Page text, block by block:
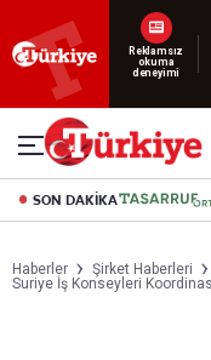
Reklamsız
okuma
deneyimi
SON DAKİKA
Haberler
Şirket Haberleri
Suriye İş Konseyleri